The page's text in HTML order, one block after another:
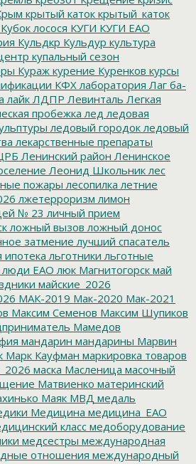
крытый каток крытый_каток
Кубок лосося КУГИ КУГИ ЕАО
Кульдкр Кульдур культура
купальный сезон
Кураж курение Куренков курсы
КФХ лаборатория Лаг ба-
лайк ЛДПР Левинталь Легкая
пробежка лед ледовая
ледовый городок ледовый
лекарственные препараты
Ленинский район Ленинское
Леонид Школьник лес
пожары лесопилка летние
лжетерроризм лимон
№ 23 личный прием
ложный вызов ложный донос
затмение лучший спасатель
ипотека льготники льготные
люди ЕАО люк Магнитогорск май
майские_2026
МАК-2019 Мак-2020 Мак-2021
Максим Семенов Максим Шупиков
Мамедов
мандарин мандарины Марвин
Марк Кауфман маркировка товаров
маска Масленица масочный
Матвиенко материнский
Маяк МВД медаль
Медицина медицина_ЕАО
класс медоборудование
медсестры международная
отношения международный